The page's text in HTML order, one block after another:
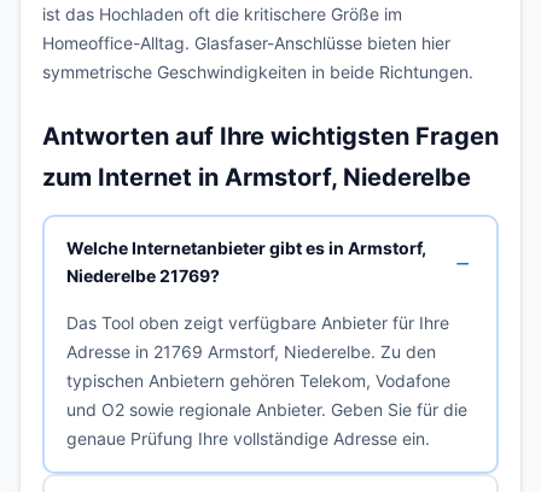
ist das Hochladen oft die kritischere Größe im
Homeoffice-Alltag. Glasfaser-Anschlüsse bieten hier
symmetrische Geschwindigkeiten in beide Richtungen.
Antworten auf Ihre wichtigsten Fragen
zum Internet in Armstorf, Niederelbe
Welche Internetanbieter gibt es in Armstorf,
Niederelbe 21769?
Das Tool oben zeigt verfügbare Anbieter für Ihre
Adresse in 21769 Armstorf, Niederelbe. Zu den
typischen Anbietern gehören Telekom, Vodafone
und O2 sowie regionale Anbieter. Geben Sie für die
genaue Prüfung Ihre vollständige Adresse ein.